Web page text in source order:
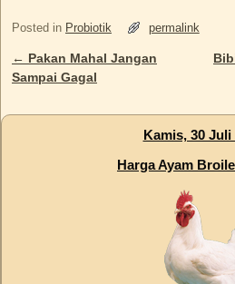
Posted in Probiotik permalink
Post navigation
← Pakan Mahal Jangan
Sampai Gagal
Kamis, 30 Juli
Harga Ayam